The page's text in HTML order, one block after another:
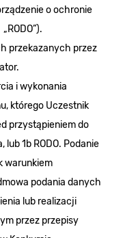
o ochronie
przekazanych przez
i wykonania
którego Uczestnik
przystąpieniem do
lub 1b RODO. Podanie
warunkiem
podania danych
lub realizacji
przez przepisy